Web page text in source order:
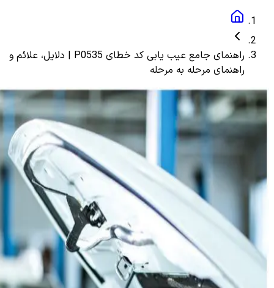
راهنمای جامع عیب یابی کد خطای P0535 | دلایل، علائم و
راهنمای مرحله به مرحله